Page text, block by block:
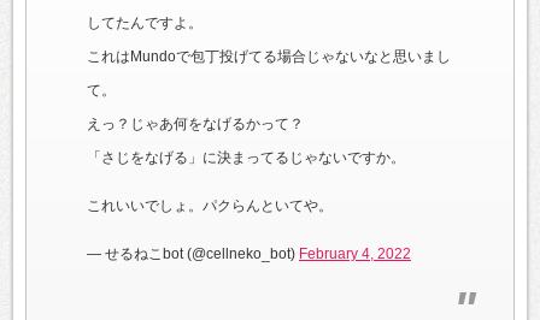
してたんですよ。
これはMundoで包丁投げてる場合じゃないなと思いまし
て。
えっ？じゃあ何をなげるかって？
「さじをなげる」に決まってるじゃないですか。
これいいでしょ。パクらんといてや。
— せるねこbot (@cellneko_bot) February 4, 2022